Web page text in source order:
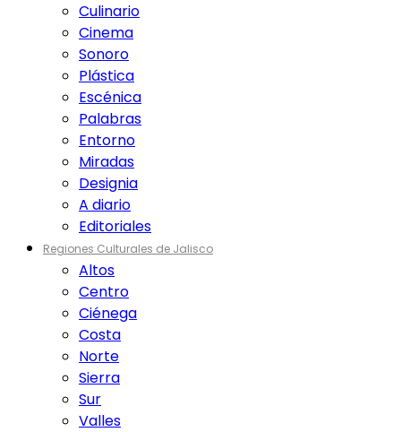
Culinario
Cinema
Sonoro
Plástica
Escénica
Palabras
Entorno
Miradas
Designia
A diario
Editoriales
Regiones Culturales de Jalisco
Altos
Centro
Ciénega
Costa
Norte
Sierra
Sur
Valles